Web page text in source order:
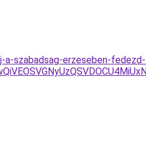
szabadsag-erzeseben-